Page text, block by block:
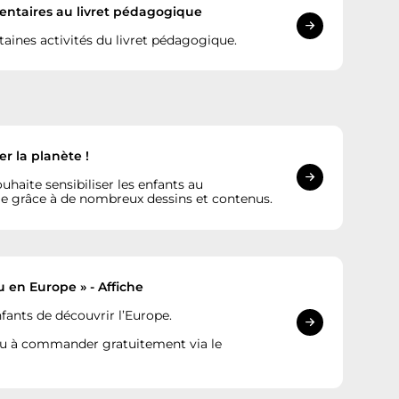
au livret pédagogique
activités du livret pédagogique.
la planète !
sensibiliser les enfants au
grâce à de nombreux dessins et contenus.
en Europe » - Affiche
de découvrir l’Europe.
à commander gratuitement via le